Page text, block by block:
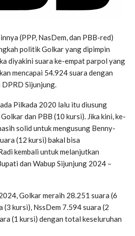
(PPP, NasDem, dan PBB-red)
politik Golkar yang dipimpin
diyakini suara ke-empat parpol yang
mencapai 54.924 suara dengan
Sijunjung.
Pilkada 2020 lalu itu diusung
dan PBB (10 kursi). Jika kini, ke-
solid untuk mengusung Benny-
(12 kursi) bakal bisa
kembali untuk melanjutkan
dan Wabup Sijunjung 2024 –
Golkar meraih 28.251 suara (6
(3 kursi), NssDem 7.594 suara (2
(1 kursi) dengan total keseluruhan